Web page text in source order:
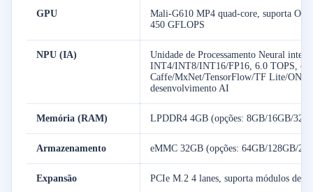
GPU
Mali-G610 MP4 quad-core, suporta
450 GFLOPS
NPU (IA)
Unidade de Processamento Neural
INT4/INT8/INT16/FP16, 6.0 TOPS,
Caffe/MxNet/TensorFlow/TF Lite/
desenvolvimento AI
Memória (RAM) LPDDR4 4GB (opções: 8GB/16GB/
Armazenamento eMMC 32GB (opções: 64GB/128GB/
Expansão PCIe M.2 4 lanes, suporta módulos de